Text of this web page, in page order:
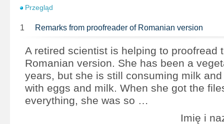
Przegląd
1 Remarks from proofreader of Romanian version
A retired scientist is helping to proofread
Romanian version. She has been a
years, but she is still consuming milk
with eggs and milk. When she got the
everything, she was so …
Imię i